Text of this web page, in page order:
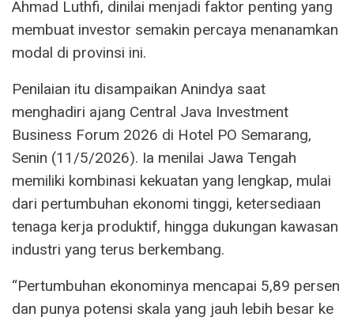
Ahmad Luthfi, dinilai menjadi faktor penting yang
membuat investor semakin percaya menanamkan
modal di provinsi ini.
Penilaian itu disampaikan Anindya saat
menghadiri ajang Central Java Investment
Business Forum 2026 di Hotel PO Semarang,
Senin (11/5/2026). Ia menilai Jawa Tengah
memiliki kombinasi kekuatan yang lengkap, mulai
dari pertumbuhan ekonomi tinggi, ketersediaan
tenaga kerja produktif, hingga dukungan kawasan
industri yang terus berkembang.
“Pertumbuhan ekonominya mencapai 5,89 persen
dan punya potensi skala yang jauh lebih besar ke